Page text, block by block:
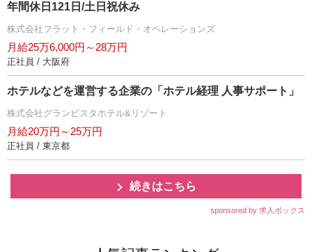
年間休日121日/土日祝休み
株式会社フラット・フィールド・オペレーションズ
月給25万6,000円～28万円
正社員 / 大阪府
ホテルなどを運営する企業の「ホテル経理 人事サポート」
株式会社グランビスタホテル&リゾート
月給20万円～25万円
正社員 / 東京都
続きはこちら
sponsored by 求人ボックス